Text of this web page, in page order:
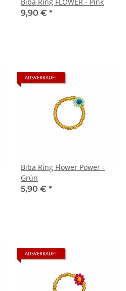
9,90 € *
AUSVERKAUFT
Biba Ring Flower Power -
Grün
5,90 € *
AUSVERKAUFT